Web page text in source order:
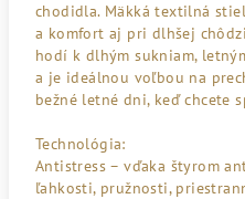
chodidla. Mäkká textilná
a komfort aj pri dlhšej
hodí k dlhým sukniam,
a je ideálnou voľbou na
bežné letné dni, keď chcete
Technológia:
Antistress – vďaka štyrom
ľahkosti, pružnosti,